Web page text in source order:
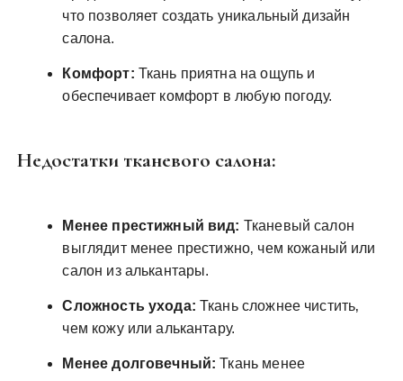
что позволяет создать уникальный дизайн
салона.
Комфорт: Ткань приятна на ощупь и
обеспечивает комфорт в любую погоду.
Недостатки тканевого салона:
Менее престижный вид: Тканевый салон
выглядит менее престижно‚ чем кожаный или
салон из алькантары.
Сложность ухода: Ткань сложнее чистить‚
чем кожу или алькантару.
Менее долговечный: Ткань менее